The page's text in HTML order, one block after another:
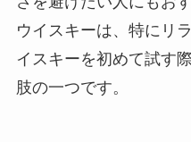
ウイスキーは、特にリ
イスキーを初めて試す
肢の一つです。